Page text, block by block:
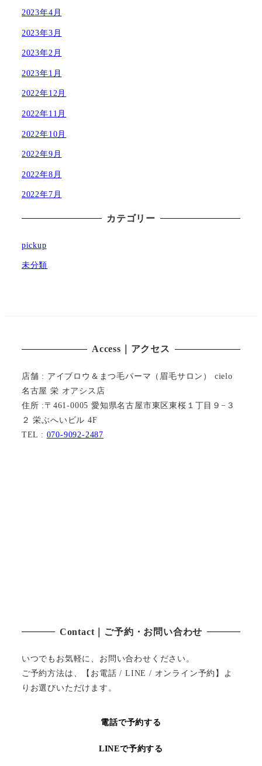
2023年4月
2023年3月
2023年2月
2023年1月
2022年12月
2022年11月
2022年10月
2022年9月
2022年8月
2022年7月
カテゴリー
pickup
未分類
Access｜アクセス
店舗 : アイブロウ＆まつ毛パーマ（眉毛サロン） cielo
名古屋 栄 オアシス店
住所 :〒461-0005 愛知県名古屋市東区東桜１丁目９−３
２ 栄ぶへいビル 4F
TEL : 070-9092-2487
Contact｜ご予約・お問い合わせ
いつでもお気軽に、お問い合わせください。
ご予約方法は、【お電話 / LINE / オンライン予約】よ
りお選びいただけます。
電話で予約する
LINEで予約する